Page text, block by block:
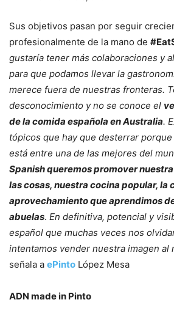
Sus objetivos pasan por seguir
profesionalmente de la mano de
gustaría tener más colaboraciones y
para que podamos llevar la
merece fuera de nuestras fronteras.
desconocimiento y no se conoce el
de la comida española en Australia.
tópicos que hay que desterrar
está entre una de las mejores del
Spanish queremos promover
las cosas, nuestra cocina popular, la
aprovechamiento que aprendimos
abuelas. En definitiva, potencial y
español que muchas veces nos
intentamos vender nuestra imagen al
señala a ePinto López Mesa
ADN made in Pinto